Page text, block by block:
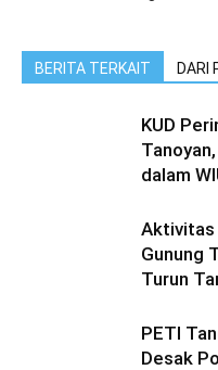
BERITA TERKAIT DARI
KUD
dalam
Aktivitas
Gunung
Turun
PETI
Desak